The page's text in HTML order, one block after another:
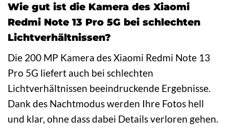
Wie gut ist die Kamera des Xiaomi
Redmi Note 13 Pro 5G bei schlechten
Lichtverhältnissen?
Die 200 MP Kamera des Xiaomi Redmi Note 13
Pro 5G liefert auch bei schlechten
Lichtverhältnissen beeindruckende Ergebnisse.
Dank des Nachtmodus werden Ihre Fotos hell
und klar, ohne dass dabei Details verloren gehen.